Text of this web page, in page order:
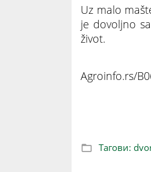
Uz malo
je dovoljno
život.
Agroinfo.rs/
Тагови: